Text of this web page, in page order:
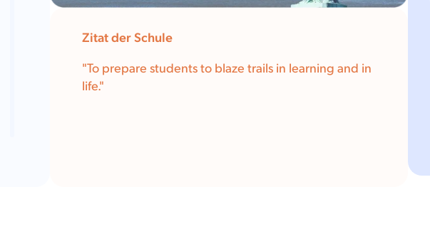
Zitat der Schule
"To prepare students to blaze trails in learning and in
life."